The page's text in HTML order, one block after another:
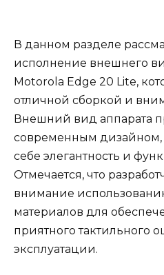
В данном разделе
исполнение внешнего
Motorola Edge 20 Lite,
отличной сборкой и
Внешний вид аппарата
современным дизайном,
себе элегантность и
Отмечается, что
внимание
материалов для
приятного тактильного
эксплуатации.